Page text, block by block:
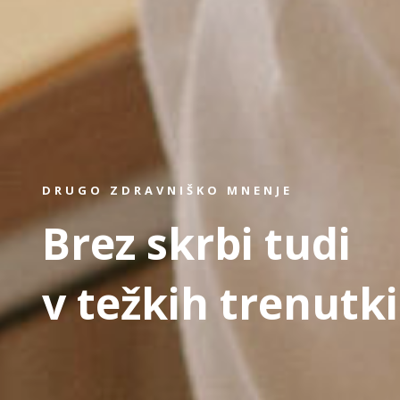
DRUGO ZDRAVNIŠKO MNENJE
Brez skrbi tudi
v težkih